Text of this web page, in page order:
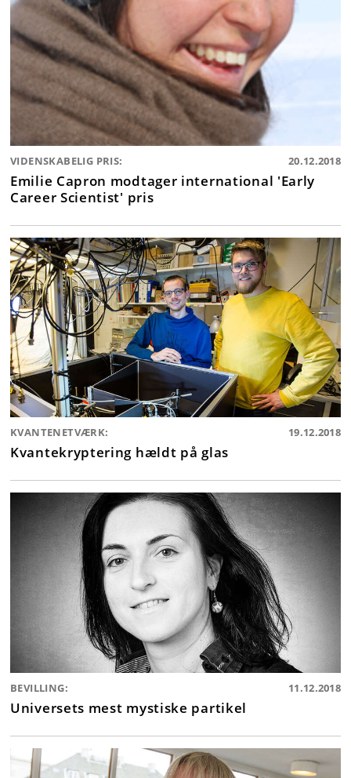
VIDENSKABELIG PRIS: 20.12.2018
Emilie Capron modtager international 'Early
Career Scientist' pris
KVANTENETVÆRK: 19.12.2018
Kvantekryptering hældt på glas
BEVILLING: 11.12.2018
Universets mest mystiske partikel